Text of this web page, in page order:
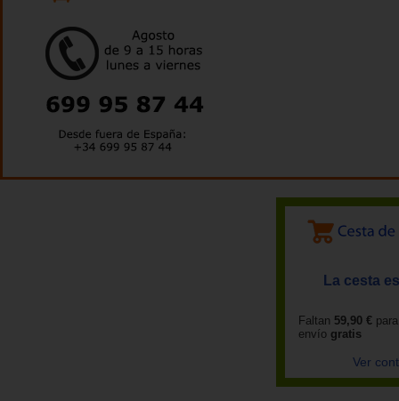
La cesta
Faltan 59,90 €
envío gratis
Ver